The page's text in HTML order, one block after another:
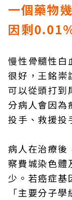
一個藥物
因剩
慢性骨髓性白
很好，王銘崇
可以從頭打到
分病人會因為
投手、救援投
病人在治療後
察費城染色體
少。若癌症基
「主要分子